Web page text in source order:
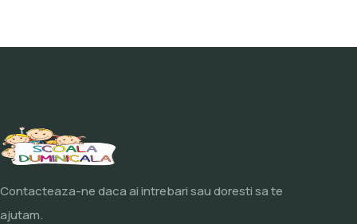
Contacteaza-ne daca ai intrebari sau doresti sa te
ajutam.